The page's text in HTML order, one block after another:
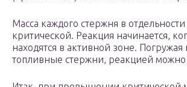
Масса каждого стержня в
критической. Реакция начинается,
находятся в активной зоне. Погружая
топливные стержни, реакцией можно